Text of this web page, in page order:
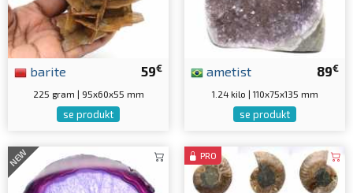
59€
barite
225 gram | 95x60x55 mm
se produkt
89€
ametist
1.24 kilo | 110x75x135 mm
se produkt
NEW PRO